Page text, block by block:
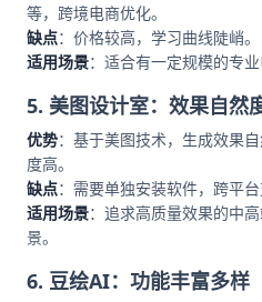
等，跨境电商优化。
缺点：价格较高，学习曲线陡峭。
适用场景：适合有一定规模的专业
5. 美图设计室：效果自然
优势：基于美图技术，生成效果
度高。
缺点：需要单独安装软件，跨平台
适用场景：追求高质量效果的中
景。
6. 豆绘AI：功能丰富多样